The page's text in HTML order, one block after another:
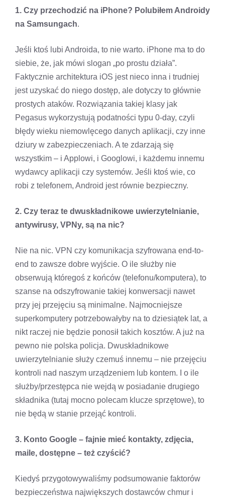
1. Czy przechodzić na iPhone? Polubiłem Androidy
na Samsungach.
Jeśli ktoś lubi Androida, to nie warto. iPhone ma to do
siebie, że, jak mówi slogan „po prostu działa”.
Faktycznie architektura iOS jest nieco inna i trudniej
jest uzyskać do niego dostęp, ale dotyczy to głównie
prostych ataków. Rozwiązania takiej klasy jak
Pegasus wykorzystują podatności typu 0-day, czyli
błędy wieku niemowlęcego danych aplikacji, czy inne
dziury w zabezpieczeniach. A te zdarzają się
wszystkim – i Applowi, i Googlowi, i każdemu innemu
wydawcy aplikacji czy systemów. Jeśli ktoś wie, co
robi z telefonem, Android jest równie bezpieczny.
2. Czy teraz te dwuskładnikowe uwierzytelnianie,
antywirusy, VPNy, są na nic?
Nie na nic. VPN czy komunikacja szyfrowana end-to-
end to zawsze dobre wyjście. O ile służby nie
obserwują któregoś z końców (telefonu/komputera), to
szanse na odszyfrowanie takiej konwersacji nawet
przy jej przejęciu są minimalne. Najmocniejsze
superkomputery potrzebowałyby na to dziesiątek lat, a
nikt raczej nie będzie ponosił takich kosztów. A już na
pewno nie polska policja. Dwuskładnikowe
uwierzytelnianie służy czemuś innemu – nie przejęciu
kontroli nad naszym urządzeniem lub kontem. I o ile
służby/przestępca nie wejdą w posiadanie drugiego
składnika (tutaj mocno polecam klucze sprzętowe), to
nie będą w stanie przejąć kontroli.
3. Konto Google – fajnie mieć kontakty, zdjęcia,
maile, dostępne – też czyścić?
Kiedyś przygotowywaliśmy podsumowanie faktorów
bezpieczeństwa największych dostawców chmur i